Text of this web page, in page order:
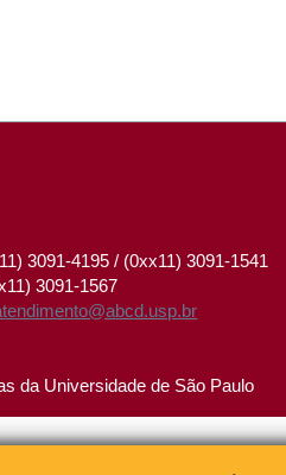
3091-4195 / (0xx11) 3091-1541
3091-1567
da Universidade de São Paulo